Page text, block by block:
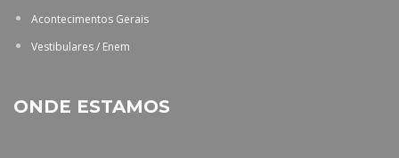
Acontecimentos Gerais
Vestibulares / Enem
ONDE ESTAMOS